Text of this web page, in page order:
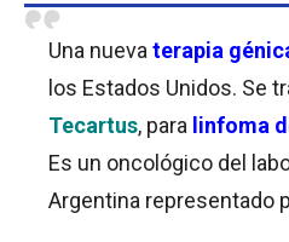
Una nueva terapia
los Estados Unidos. Se
Tecartus, para linfoma
Es un oncológico del
Argentina representado